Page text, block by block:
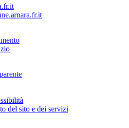
del sito e dei servizi